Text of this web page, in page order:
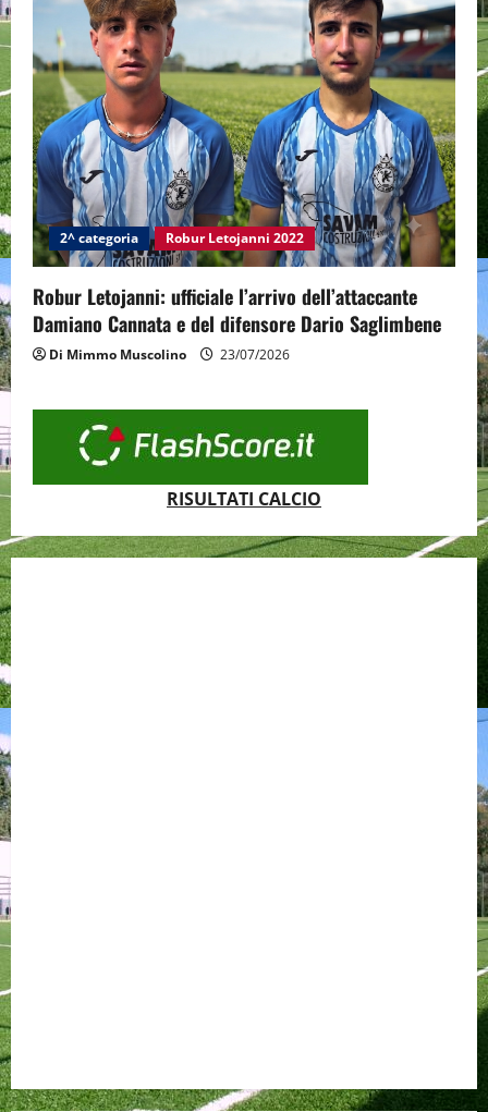
2^ categoria Robur Letojanni 2022
Robur Letojanni: ufficiale l’arrivo dell’attaccante
Damiano Cannata e del difensore Dario Saglimbene
Di Mimmo Muscolino 23/07/2026
RISULTATI CALCIO